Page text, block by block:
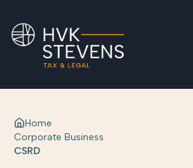
Home
Corporate Business
CSRD